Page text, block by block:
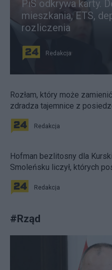
PiS odkrywa karty.
mieszkania, ETS,
rozliczenia
Redakcja
Rozłam, który może
zdradza tajemnice z
Redakcja
Hofman bezlitosny dla
Smoleńsku liczył, których
Redakcja
#Rząd